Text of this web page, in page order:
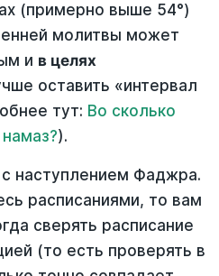
(примерно выше 54°)
молитвы может
и в целях
оставить «интервал
тут: Во сколько
).
с наступлением Фаджра.
расписаниями, то вам
сверять расписание
(то есть проверять в